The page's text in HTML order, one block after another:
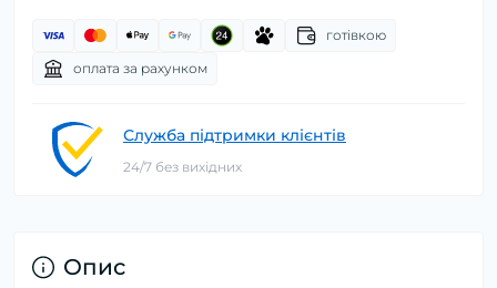
готівкою
оплата за рахунком
Служба підтримки клієнтів
24/7 без вихідних
Опис